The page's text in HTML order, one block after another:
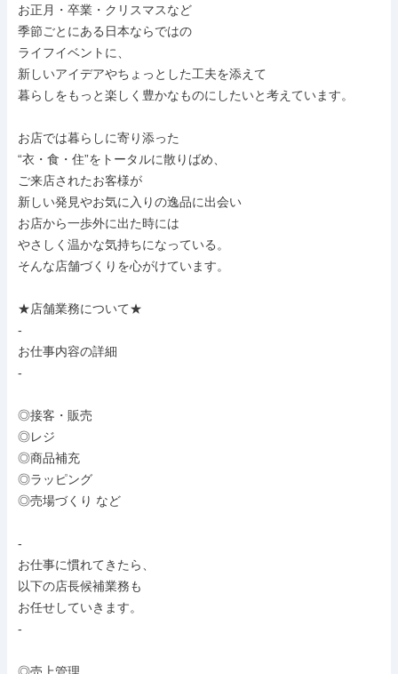
お正月・卒業・クリスマスなど
季節ごとにある日本ならではの
ライフイベントに、
新しいアイデアやちょっとした工夫を添えて
暮らしをもっと楽しく豊かなものにしたいと考えています。
お店では暮らしに寄り添った
“衣・食・住”をトータルに散りばめ、
ご来店されたお客様が
新しい発見やお気に入りの逸品に出会い
お店から一歩外に出た時には
やさしく温かな気持ちになっている。
そんな店舗づくりを心がけています。
★店舗業務について★
-
お仕事内容の詳細
-
◎接客・販売
◎レジ
◎商品補充
◎ラッピング
◎売場づくり など
-
お仕事に慣れてきたら、
以下の店長候補業務も
お任せしていきます。
-